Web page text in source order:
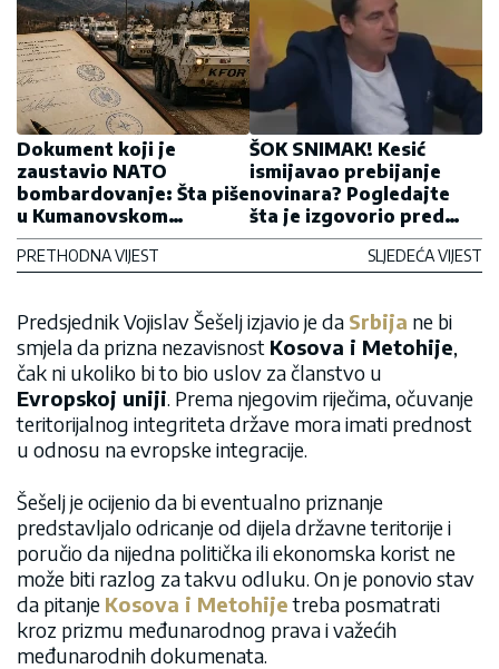
Dokument koji je
zaustavio NATO
bombardovanje: Šta piše
u Kumanovskom
sporazumu i zašto je i
danas važan
PRETHODNA VIJEST
ŠOK SNIMAK! Kesić
ismijavao prebijanje
novinara? Pogledajte
šta je izgovorio pred
kamerama (VIDEO)
SLJEDEĆA VIJEST
PredsjednikVojislav Šešeljizjavio je da Srbija ne bi
smjela da prizna nezavisnost Kosova i Metohije,
čak ni ukoliko bi to bio uslov za članstvo u
Evropskoj uniji. Prema njegovim riječima, očuvanje
teritorijalnog integriteta države mora imati prednost
u odnosu na evropske integracije.
Šešelj je ocijenio da bi eventualno priznanje
predstavljalo odricanje od dijela državne teritorije i
poručio da nijedna politička ili ekonomska korist ne
može biti razlog za takvu odluku. On je ponovio stav
da pitanje Kosova i Metohijetreba posmatrati
kroz prizmu međunarodnog prava i važećih
međunarodnih dokumenata.